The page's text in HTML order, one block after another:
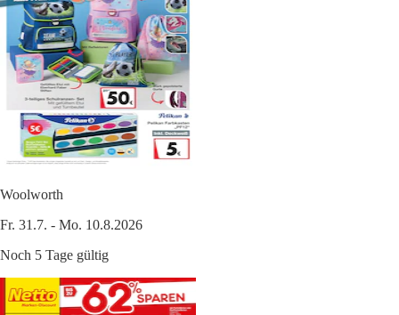
Woolworth
Fr. 31.7. - Mo. 10.8.2026
Noch 5 Tage gültig